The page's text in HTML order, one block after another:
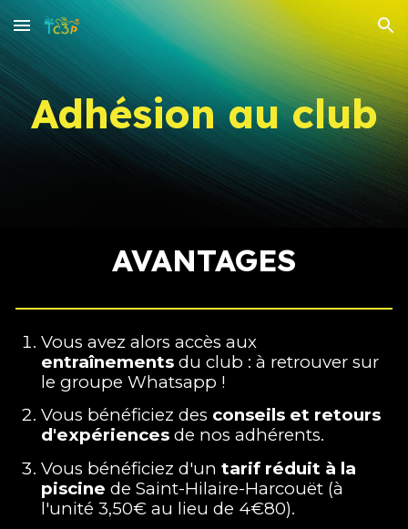
Skip to main content Skip to navigation
Adhésion au club
AVANTAGES
Vous avez alors accès aux
entraînements du club : à retrouver sur
le groupe Whatsapp !
Vous bénéficiez des conseils et retours
d'expériences de nos adhérents.
Vous bénéficiez d'untarif réduit à la
piscine de Saint-Hilaire-Harcouët (à
l'unité 3,50€ au lieu de 4€80).